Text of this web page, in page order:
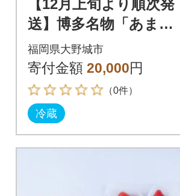
【12月上旬より順次発
送】博多名物「あまお
う」&ふくや「味の明
太子」(大)(大野城市)
福岡県大野城市
寄付金額 20,000円
（0件）
冷蔵